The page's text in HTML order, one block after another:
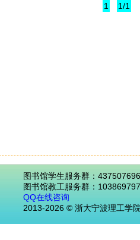
1 1/1
图书馆学生服务群：437507696
图书馆教工服务群：
QQ在线咨询
2013-2026 © 浙大宁波理工学